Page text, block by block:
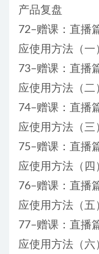
产品复盘
72–赠课：直播
应使用方法（一
73–赠课：直播
应使用方法（二
74–赠课：直播
应使用方法（三
75–赠课：直播
应使用方法（四
76–赠课：直播
应使用方法（五
77–赠课：直播
应使用方法（六